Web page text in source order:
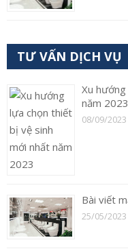
TƯ VẤN DỊCH VỤ
Xu
năm 2023
08/09/2023
Bài viết
25/05/2023